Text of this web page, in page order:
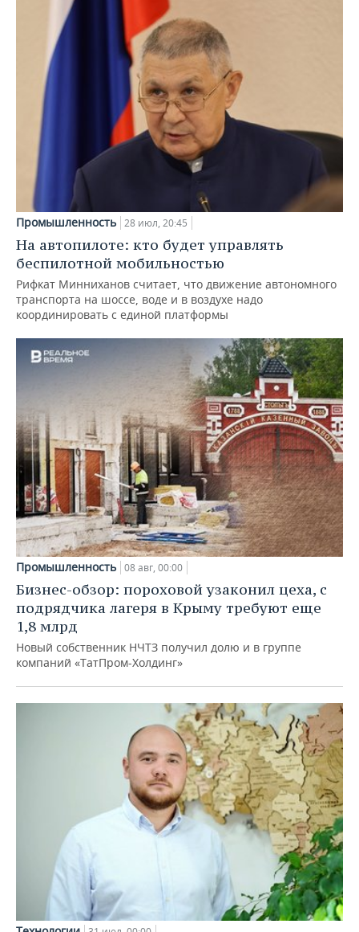
Промышленность 28 июл, 20:45
На автопилоте: кто будет управлять
беспилотной мобильностью
Рифкат Минниханов считает, что движение автономного
транспорта на шоссе, воде и в воздухе надо
координировать с единой платформы
Промышленность 08 авг, 00:00
Бизнес-обзор: пороховой узаконил цеха, с
подрядчика лагеря в Крыму требуют еще
1,8 млрд
Новый собственник НЧТЗ получил долю и в группе
компаний «ТатПром-Холдинг»